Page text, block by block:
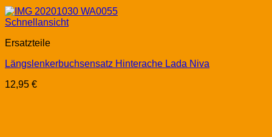
Schnellansicht
Ersatzteile
Längslenkerbuchsensatz Hinterache Lada Niva
12,95 €